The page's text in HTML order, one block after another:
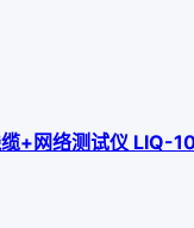
+网络测试仪 LIQ-